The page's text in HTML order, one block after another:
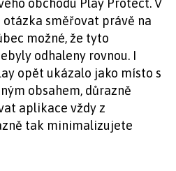
obchodu Play Protect. V
směřovat právě na
možné, že tyto
odhaleny rovnou. I
opět ukázalo jako místo s
obsahem, důrazně
aplikace vždy z
tak minimalizujete